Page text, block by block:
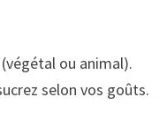
ou animal).
selon vos goûts.